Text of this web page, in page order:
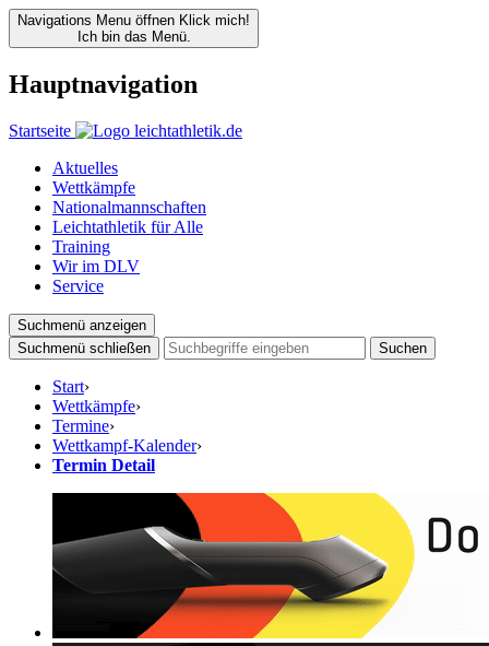
Navigations Menu öffnen Klick mich!
Ich bin das Menü.
Hauptnavigation
Startseite
Aktuelles
Wettkämpfe
Nationalmannschaften
Leichtathletik für Alle
Training
Wir im DLV
Service
Suchmenü anzeigen
Suchmenü schließen
Suchen
Start›
Wettkämpfe›
Termine›
Wettkampf-Kalender›
Termin Detail